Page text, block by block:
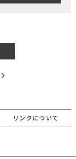
リンクについて